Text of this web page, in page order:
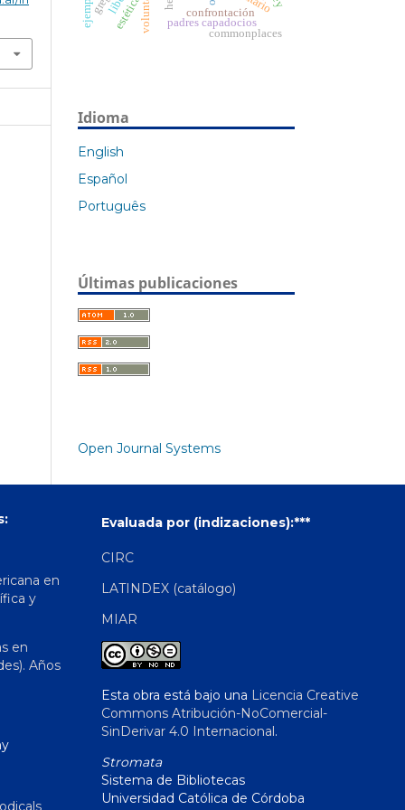
confrontación
padres capadocios
estética
commonplaces
Idioma
English
Español
Português
Últimas publicaciones
Open Journal Systems
en
y
en
Años
Evaluada por (indizaciones):***
CIRC
LATINDEX (catálogo)
MIAR
Esta obra está bajo una Licencia Creative
Commons Atribución-NoComercial-
SinDerivar 4.0 Internacional.
Stromata
Sistema de Bibliotecas
Universidad Católica de Córdoba